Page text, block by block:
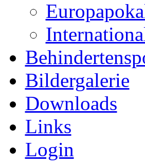
Bildergalerie
Downloads
Links
Login